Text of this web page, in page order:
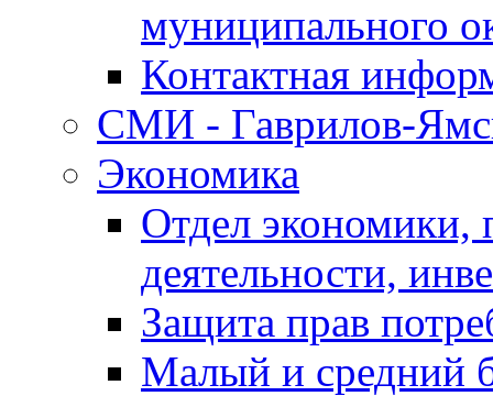
муниципального
Контактная
СМИ - Гаврилов-
Экономика
Отдел экономики,
деятельности,
Защита прав
Малый и средний